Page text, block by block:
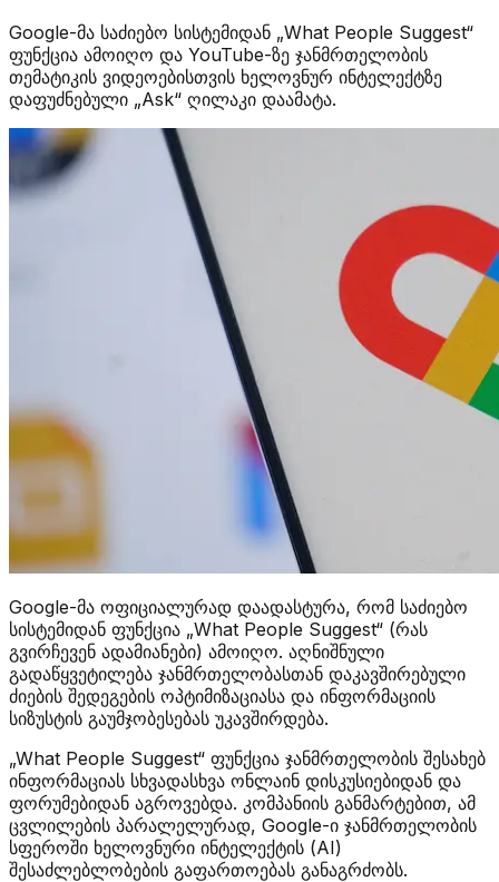
Google-მა საძიებო სისტემიდან „What People Suggest“
ფუნქცია ამოიღო და YouTube-ზე ჯანმრთელობის
თემატიკის ვიდეოებისთვის ხელოვნურ ინტელექტზე
დაფუძნებული „Ask“ ღილაკი დაამატა.
Google-მა ოფიციალურად დაადასტურა, რომ საძიებო
სისტემიდან ფუნქცია „What People Suggest“ (რას
გვირჩევენ ადამიანები) ამოიღო. აღნიშნული
გადაწყვეტილება ჯანმრთელობასთან დაკავშირებული
ძიების შედეგების ოპტიმიზაციასა და ინფორმაციის
სიზუსტის გაუმჯობესებას უკავშირდება.
„What People Suggest“ ფუნქცია ჯანმრთელობის შესახებ
ინფორმაციას სხვადასხვა ონლაინ დისკუსიებიდან და
ფორუმებიდან აგროვებდა. კომპანიის განმარტებით, ამ
ცვლილების პარალელურად, Google-ი ჯანმრთელობის
სფეროში ხელოვნური ინტელექტის (AI)
შესაძლებლობების გაფართოებას განაგრძობს.